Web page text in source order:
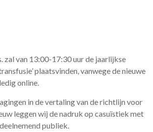
zal van 13:00-17:30 uur de jaarlijkse
plaatsvinden, vanwege de nieuwe
online.
in de vertaling van de richtlijn voor
leggen wij de nadruk op casuïstiek met
publiek.